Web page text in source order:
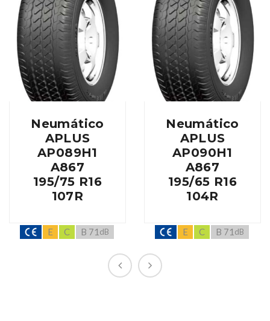
Neumático
APLUS
AP089H1
A867
195/75 R16
107R
E C B 71 dB
Neumático
APLUS
AP090H1
A867
195/65 R16
104R
E C B 71 dB